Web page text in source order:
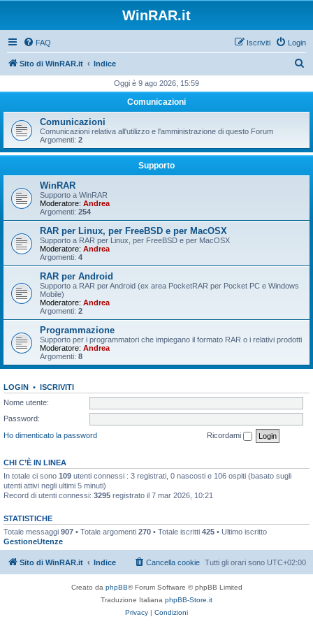
WinRAR.it
FAQ Login
Iscriviti
Sito di WinRAR.it Indice
c
Oggi è 9 ago 2026, 15:59
Comunicazioni
Comunicazioni
Comunicazioni relativa all'utilizzo e l'amministrazione di questo Forum
Argomenti: 2
Supporto
WinRAR
Supporto a WinRAR
Moderatore: Andrea
Argomenti: 254
RAR per Linux, per FreeBSD e per MacOSX
Supporto a RAR per Linux, per FreeBSD e per MacOSX
Moderatore: Andrea
Argomenti: 4
RAR per Android
Supporto a RAR per Android (ex area PocketRAR per Pocket PC e Windows
Mobile)
Moderatore: Andrea
Argomenti: 2
Programmazione
Supporto per i programmatori che impiegano il formato RAR o i relativi prodotti
Moderatore: Andrea
Argomenti: 8
LOGIN • ISCRIVITI
Nome utente:
Password:
Ho dimenticato la password
Ricordami
CHI C’È IN LINEA
In totale ci sono 109 utenti connessi : 3 registrati, 0 nascosti e 106 ospiti (basato sugli
utenti attivi negli ultimi 5 minuti)
Record di utenti connessi: 3295 registrato il 7 mar 2026, 10:21
STATISTICHE
Totale messaggi 907 • Totale argomenti 270 • Totale iscritti 425 • Ultimo iscritto
GestioneUtenze
Sito di WinRAR.it Indice Tutti gli orari sono UTC+02:00
Cancella cookie
Creato da phpBB® Forum Software © phpBB Limited
Traduzione Italiana phpBB-Store.it
Privacy | Condizioni